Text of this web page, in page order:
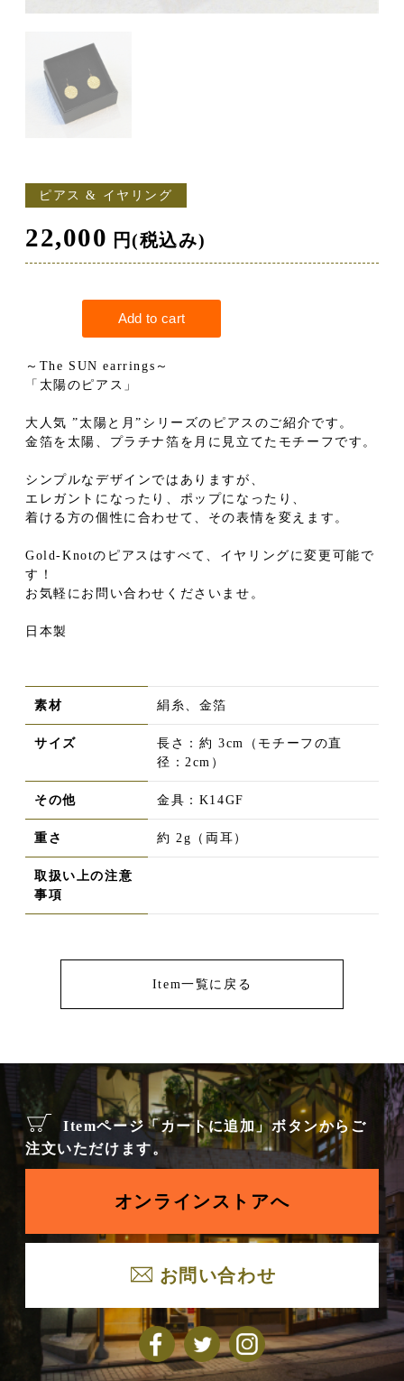
ピアス & イヤリング
22,000 円(税込み)
～The SUN earrings～
「太陽のピアス」
大人気 ”太陽と月”シリーズのピアスのご紹介です。
金箔を太陽、プラチナ箔を月に見立てたモチーフです。
シンプルなデザインではありますが、
エレガントになったり、ポップになったり、
着ける方の個性に合わせて、その表情を変えます。
Gold-Knotのピアスはすべて、イヤリングに変更可能で
す！
お気軽にお問い合わせくださいませ。
日本製
素材 絹糸、金箔
サイズ
長さ：約 3cm（モチーフの直
径：2cm）
その他 金具：K14GF
重さ 約 2g（両耳）
取扱い上の注意
事項
Item一覧に戻る
Itemページ「カートに追加」ボタンからご
注文いただけます。
オンラインストアへ
お問い合わせ